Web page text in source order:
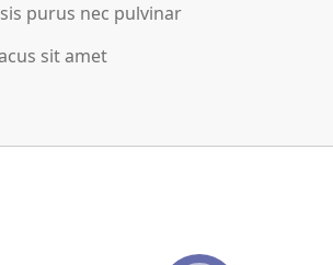
purus nec pulvinar
sit amet